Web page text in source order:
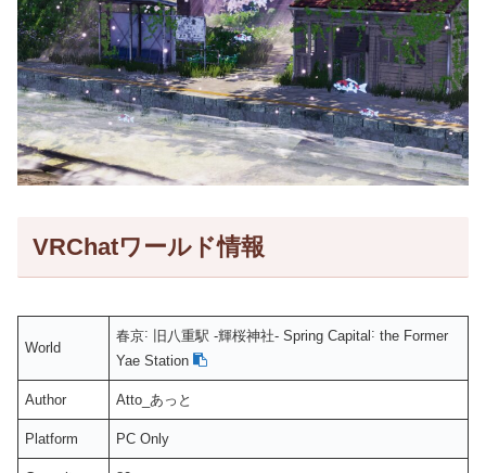
VRChatワールド情報
World
春京˸ 旧八重駅 -輝桜神社- Spring Capital˸ the Former
Yae Station
Author Atto_あっと
Platform PC Only